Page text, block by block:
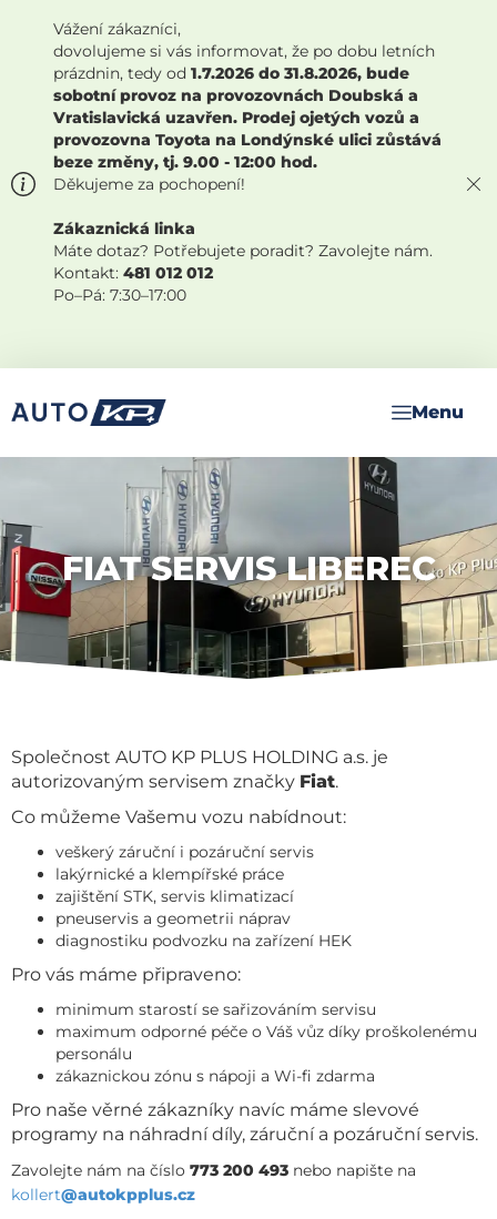
Vážení zákazníci,
dovolujeme si vás informovat, že po dobu letních
prázdnin, tedy od 1.7.2026 do 31.8.2026, bude
sobotní provoz na provozovnách Doubská a
Vratislavická uzavřen. Prodej ojetých vozů a
provozovna Toyota na Londýnské ulici zůstává
beze změny, tj. 9.00 - 12:00 hod.
Děkujeme za pochopení!
Zákaznická linka
Máte dotaz? Potřebujete poradit? Zavolejte nám.
Kontakt: 481 012 012
Po–Pá: 7:30–17:00
FIAT SERVIS LIBEREC
Společnost AUTO KP PLUS HOLDING a.s. je
autorizovaným servisem značky Fiat.
Co můžeme Vašemu vozu nabídnout:
veškerý záruční i pozáruční servis
lakýrnické a klempířské práce
zajištění STK, servis klimatizací
pneuservis a geometrii náprav
diagnostiku podvozku na zařízení HEK
Pro vás máme připraveno:
minimum starostí se sařizováním servisu
maximum odporné péče o Váš vůz díky proškolenému
personálu
zákaznickou zónu s nápoji a Wi-fi zdarma
Pro naše věrné zákazníky navíc máme slevové
programy na náhradní díly, záruční a pozáruční servis.
Zavolejte nám na číslo 773 200 493 nebo napište na
kollert@autokpplus.cz